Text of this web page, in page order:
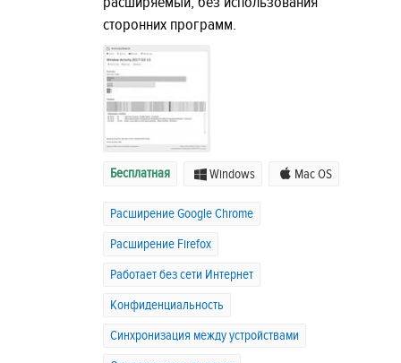
сторонних программ.
Бесплатная Windows Mac OS
Расширение Google Chrome
Расширение Firefox
Работает без сети Интернет
Конфиденциальность
Синхронизация между устройствами